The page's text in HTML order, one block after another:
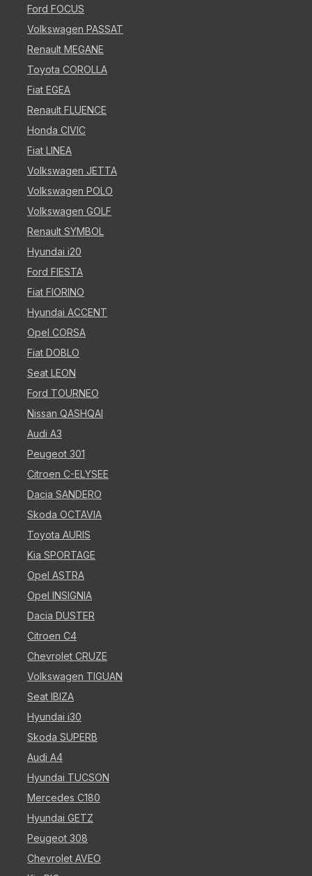
Ford FOCUS
Volkswagen PASSAT
Renault MEGANE
Toyota COROLLA
Fiat EGEA
Renault FLUENCE
Honda CIVIC
Fiat LINEA
Volkswagen JETTA
Volkswagen POLO
Volkswagen GOLF
Renault SYMBOL
Hyundai i20
Ford FIESTA
Fiat FIORINO
Hyundai ACCENT
Opel CORSA
Fiat DOBLO
Seat LEON
Ford TOURNEO
Nissan QASHQAI
Audi A3
Peugeot 301
Citroen C-ELYSEE
Dacia SANDERO
Skoda OCTAVIA
Toyota AURIS
Kia SPORTAGE
Opel ASTRA
Opel INSIGNIA
Dacia DUSTER
Citroen C4
Chevrolet CRUZE
Volkswagen TIGUAN
Seat IBIZA
Hyundai i30
Skoda SUPERB
Audi A4
Hyundai TUCSON
Mercedes C180
Hyundai GETZ
Peugeot 308
Chevrolet AVEO